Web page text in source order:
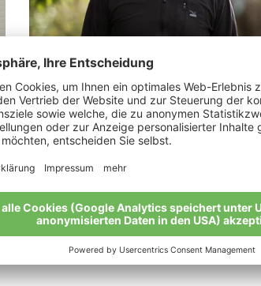
Mair Bernhard
„Wer einmal Bio probiert, lässt es nicht
mehr los.“
Meine Geschichte
Alle Bio-Bauern im Überblick